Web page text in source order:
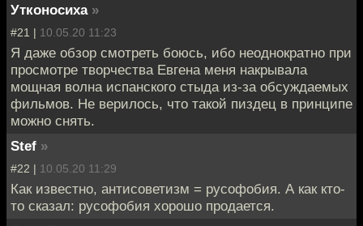
Утконосиха »
#21 | 10.05.20 11:23
Я даже обзор смотреть боюсь, ибо неоднократно при
просмотре творчества Евгена меня накрывала
мощная волна испанского стыда из-за обсуждаемых
фильмов. Не верилось, что такой пиздец в принципе
можно снять.
Stef »
#22 | 10.05.20 11:29
Как известно, антисоветизм = русофобия. А как кто-
то сказал: русофобия хорошо продается.